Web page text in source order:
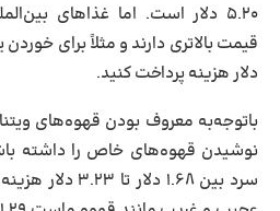
۵.۲۰ دلار است. اما غذاهای
دلار هزینه پرداخت کنید.
باتوجه‌به معروف بودن قهوه‌های
نوشیدن قهوه‌های خاص را داشته
سرد بین ۱.۶۸